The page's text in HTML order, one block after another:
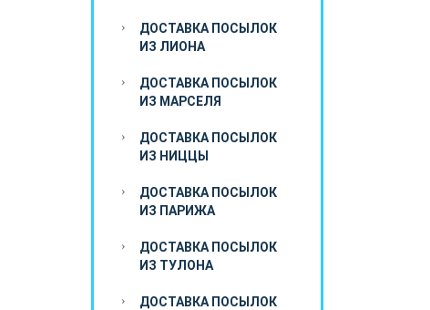
ДОСТАВКА ПОСЫЛОК
ИЗ ЛИОНА
ДОСТАВКА ПОСЫЛОК
ИЗ МАРСЕЛЯ
ДОСТАВКА ПОСЫЛОК
ИЗ НИЦЦЫ
ДОСТАВКА ПОСЫЛОК
ИЗ ПАРИЖА
ДОСТАВКА ПОСЫЛОК
ИЗ ТУЛОНА
ДОСТАВКА ПОСЫЛОК